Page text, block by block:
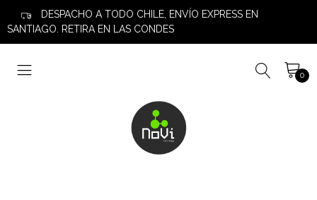
DESPACHO A TODO CHILE, ENVÍO EXPRESS EN
SANTIAGO. RETIRA EN LAS CONDES
0